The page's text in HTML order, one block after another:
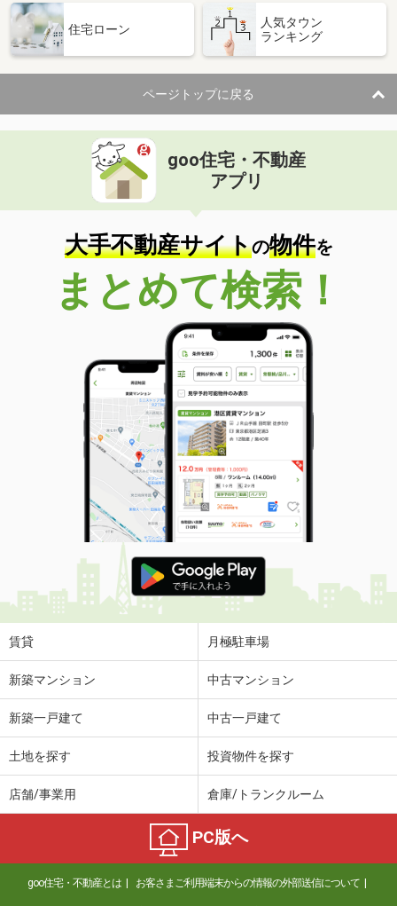
住宅ローン
人気タウン
ランキング
ページトップに戻る
goo住宅・不動産
アプリ
大手不動産サイトの物件を
まとめて検索！
賃貸 月極駐車場
新築マンション 中古マンション
新築一戸建て 中古一戸建て
土地を探す 投資物件を探す
店舗/事業用 倉庫/トランクルーム
PC版へ
goo住宅・不動産とは お客さまご利用端末からの情報の外部送信について